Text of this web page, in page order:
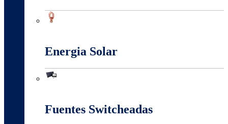
Energia Solar
Fuentes Switcheadas